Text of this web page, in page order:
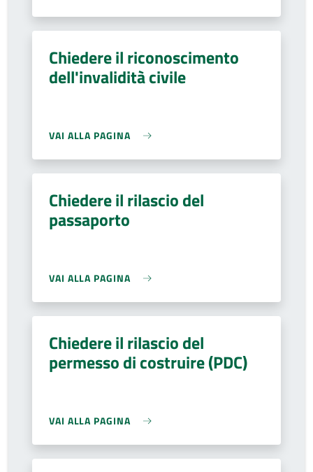
Chiedere il riconoscimento
dell'invalidità civile
VAI ALLA PAGINA
Chiedere il rilascio del
passaporto
VAI ALLA PAGINA
Chiedere il rilascio del
permesso di costruire (PDC)
VAI ALLA PAGINA